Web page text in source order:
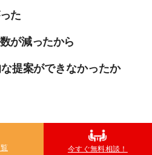
た
が減ったから
提案ができなかったか
今すぐ無料相談！